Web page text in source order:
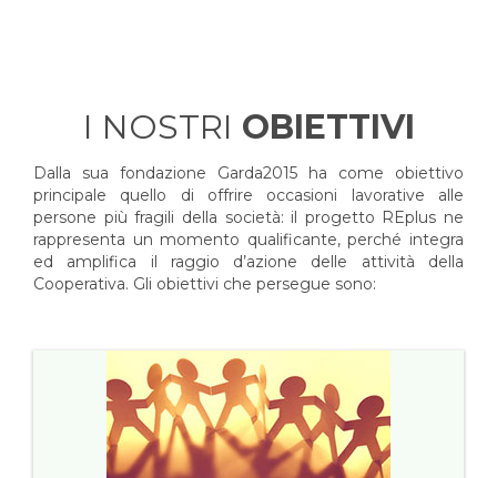
I NOSTRI OBIETTIVI
Dalla sua fondazione Garda2015 ha come obiettivo
principale quello di offrire occasioni lavorative alle
persone più fragili della società: il progetto REplus ne
rappresenta un momento qualificante, perché integra
ed amplifica il raggio d’azione delle attività della
Cooperativa. Gli obiettivi che persegue sono: